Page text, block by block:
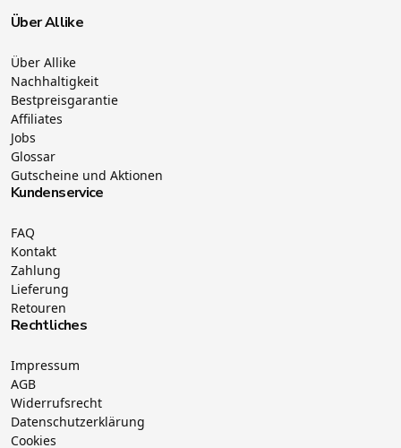
Über Allike
Über Allike
Nachhaltigkeit
Bestpreisgarantie
Affiliates
Jobs
Glossar
Gutscheine und Aktionen
Kundenservice
FAQ
Kontakt
Zahlung
Lieferung
Retouren
Rechtliches
Impressum
AGB
Widerrufsrecht
Datenschutzerklärung
Cookies